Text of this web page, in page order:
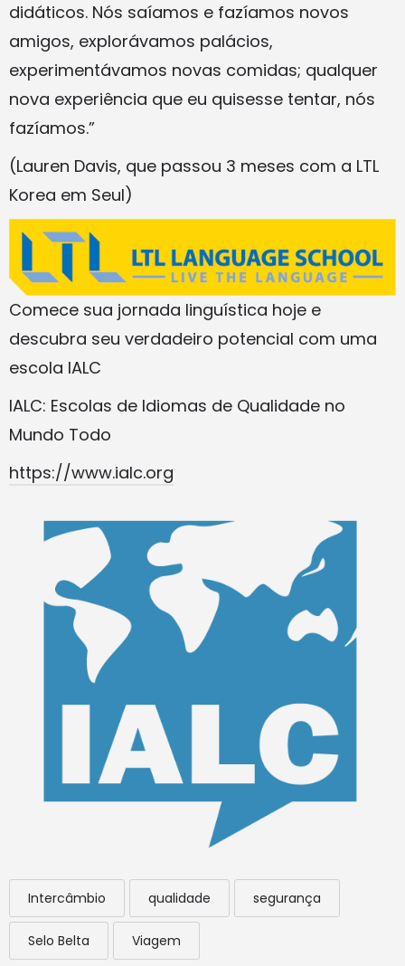
didáticos. Nós saíamos e fazíamos novos
amigos, explorávamos palácios,
experimentávamos novas comidas; qualquer
nova experiência que eu quisesse tentar, nós
fazíamos.”
(Lauren Davis, que passou 3 meses com a LTL
Korea em Seul)
Comece sua jornada linguística hoje e
descubra seu verdadeiro potencial com uma
escola IALC
IALC: Escolas de Idiomas de Qualidade no
Mundo Todo
https://www.ialc.org
Intercâmbio qualidade segurança
Selo Belta Viagem